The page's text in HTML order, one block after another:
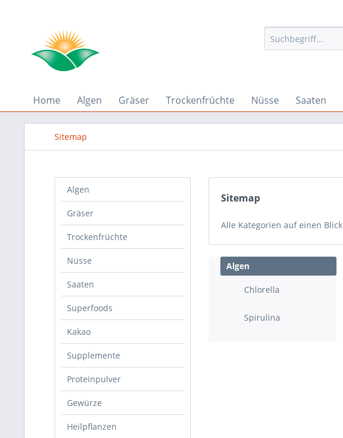
Home Algen Gräser Trockenfrüchte Nüsse Saaten
Sitemap
Algen
Gräser
Trockenfrüchte
Nüsse
Saaten
Superfoods
Kakao
Supplemente
Proteinpulver
Gewürze
Heilpflanzen
Sitemap
Alle Kategorien auf einen Blick
Algen
Chlorella
Spirulina